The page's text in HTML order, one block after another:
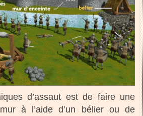
d’assaut est de faire une
à l’aide d’un bélier ou de